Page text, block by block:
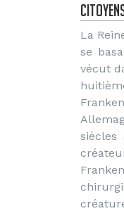
La
se
vécut
siècles